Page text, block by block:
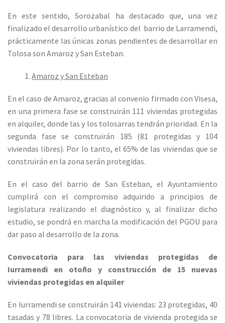
En este sentido, Sorozabal ha destacado que, una vez
finalizado el desarrollo urbanístico del barrio de Larramendi,
prácticamente las únicas zonas pendientes de desarrollar en
Tolosa son Amaroz y San Esteban.
Amaroz y San Esteban
En el caso de Amaroz, gracias al convenio firmado con Visesa,
en una primera fase se construirán 111 viviendas protegidas
en alquiler, donde las y los tolosarras tendrán prioridad. En la
segunda fase se construirán 185 (81 protegidas y 104
viviendas libres). Por lo tanto, el 65% de las viviendas que se
construirán en la zona serán protegidas.
En el caso del barrio de San Esteban, el Ayuntamiento
cumplirá con el compromiso adquirido a principios de
legislatura realizando el diagnóstico y, al finalizar dicho
estudio, se pondrá en marcha la modificación del PGOU para
dar paso al desarrollo de la zona.
Convocatoria para las viviendas protegidas de
Iurramendi en otoño y construcción de 15 nuevas
viviendas protegidas en alquiler
En Iurramendi se construirán 141 viviendas: 23 protegidas, 40
tasadas y 78 libres. La convocatoria de vivienda protegida se